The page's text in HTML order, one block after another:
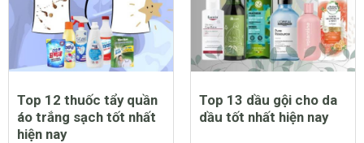
Top 12 thuốc tẩy quần
áo trắng sạch tốt nhất
hiện nay
Top 13 dầu gội cho da
dầu tốt nhất hiện nay